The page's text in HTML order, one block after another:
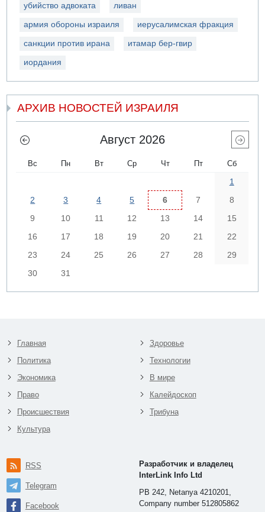
убийство адвоката ливан
армия обороны израиля иерусалимская фракция
санкции против ирана итамар бер-гвир
иордания
АРХИВ НОВОСТЕЙ ИЗРАИЛЯ
Август 2026
Вс Пн Вт Ср Чт Пт Сб
1
2
3 4 5 6 7
8
9
10 11 12 13 14
15
16
17 18 19 20 21
22
23
24 25 26 27 28
29
30
31
Главная
Политика
Экономика
Право
Происшествия
Культура
Здоровье
Технологии
В мире
Калейдоскоп
Трибуна
RSS
Telegram
Facebook
Разработчик и владелец
InterLink Info Ltd
PB 242, Netanya 4210201,
Company number 512805862